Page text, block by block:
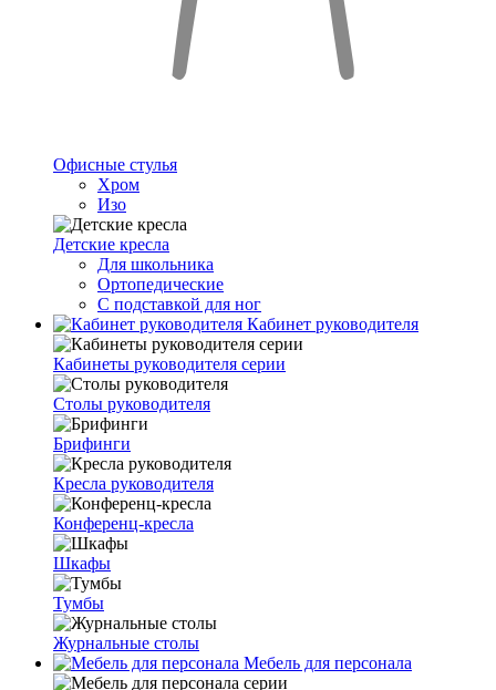
Офисные стулья
Хром
Изо
Детские кресла
Для школьника
Ортопедические
С подставкой для ног
Кабинет руководителя
Кабинеты руководителя серии
Столы руководителя
Брифинги
Кресла руководителя
Конференц-кресла
Шкафы
Тумбы
Журнальные столы
Мебель для персонала